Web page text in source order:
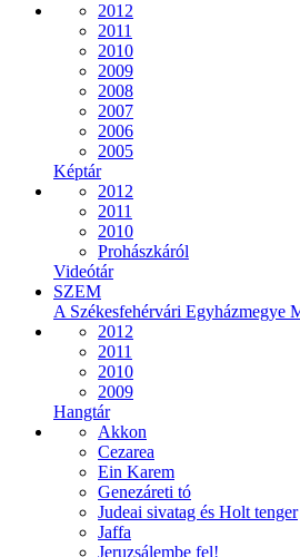
2012
2011
2010
2009
2008
2007
2006
2005
Képtár
2012
2011
2010
Prohászkáról
Videótár
SZEM
A Székesfehérvári Egyházmegye
2012
2011
2010
2009
Hangtár
Akkon
Cezarea
Ein Karem
Genezáreti tó
Judeai sivatag és Holt tenger
Jaffa
Jeruzsálembe fel!